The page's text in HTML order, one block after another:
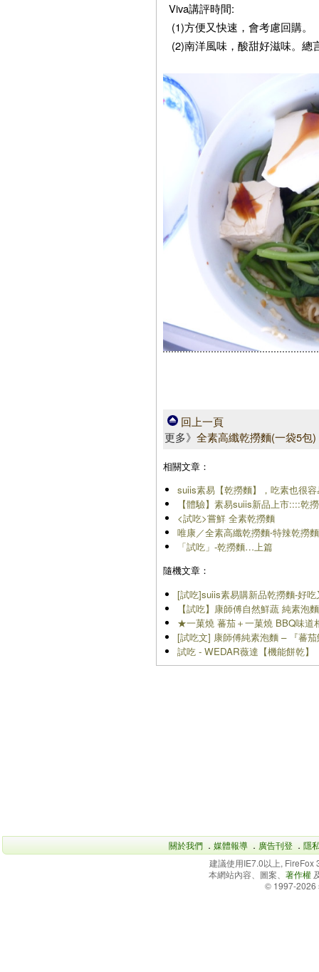
Viva講評時間:
(1)方便又快速，會考慮回購。
(2)南洋風味，酸甜好滋味。總
回上一頁
更多》 全素高纖乾撈麵(一袋5包
相關文章：
suiis素易【乾撈麵】，吃素也很
【體驗】素易suiis新品上市::::乾
<試吃>嘗鮮 全素乾撈麵
唯康／全素高纖乾撈麵‧特辣乾撈麵
「試吃」-乾撈麵…上篇
隨機文章：
[試吃]suiis素易購新品乾撈麵-好
【試吃】康師傅自然鮮蔬 純素
★一菓燒 蕃茄＋一菓燒 BBQ味
[試吃文] 康師傅純素泡麵 – 『蕃
試吃 - WEDAR薇達【機能餅乾】
關於我們 ． 媒體報導 ． 廣告刊登 ． 隱
建議使用IE7.0以上,
本網站內容、圖案、 著作權
© 1997-2026